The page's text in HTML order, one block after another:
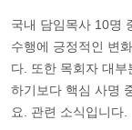
국내 담임목사 10명
수행에 긍정적인 변
다. 또한 목회자 대
하기보다 핵심 사명
요. 관련 소식입니다.